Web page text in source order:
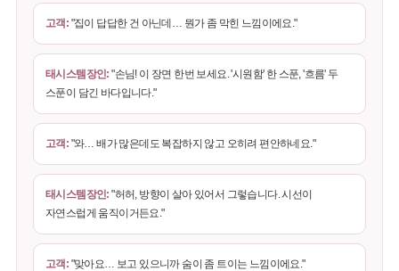
고객: "집이 답답한 건 아닌데… 뭔가 좀 막힌 느낌이에요."
태시스템장인: "손님! 이 장면 한번 보세요. '시원함' 한 스푼, '흐름' 두
스푼이 담긴 바다입니다."
고객: "와… 배가 많은데도 복잡하지 않고 오히려 편안하네요."
태시스템장인: "허허, 방향이 살아 있어서 그렇습니다. 시선이
자연스럽게 움직이거든요."
고객: "맞아요… 보고 있으니까 숨이 좀 트이는 느낌이에요."